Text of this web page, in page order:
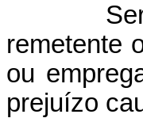
Serão
remetente
ou
prejuízo